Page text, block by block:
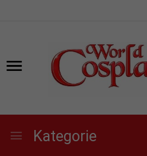
Kategorie